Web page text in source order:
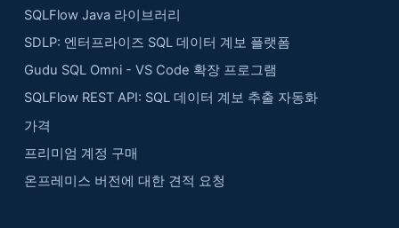
SQLFlow Java 라이브러리
SDLP: 엔터프라이즈 SQL 데이터 계보 플랫폼
Gudu SQL Omni - VS Code 확장 프로그램
SQLFlow REST API: SQL 데이터 계보 추출 자동화
가격
프리미엄 계정 구매
온프레미스 버전에 대한 견적 요청